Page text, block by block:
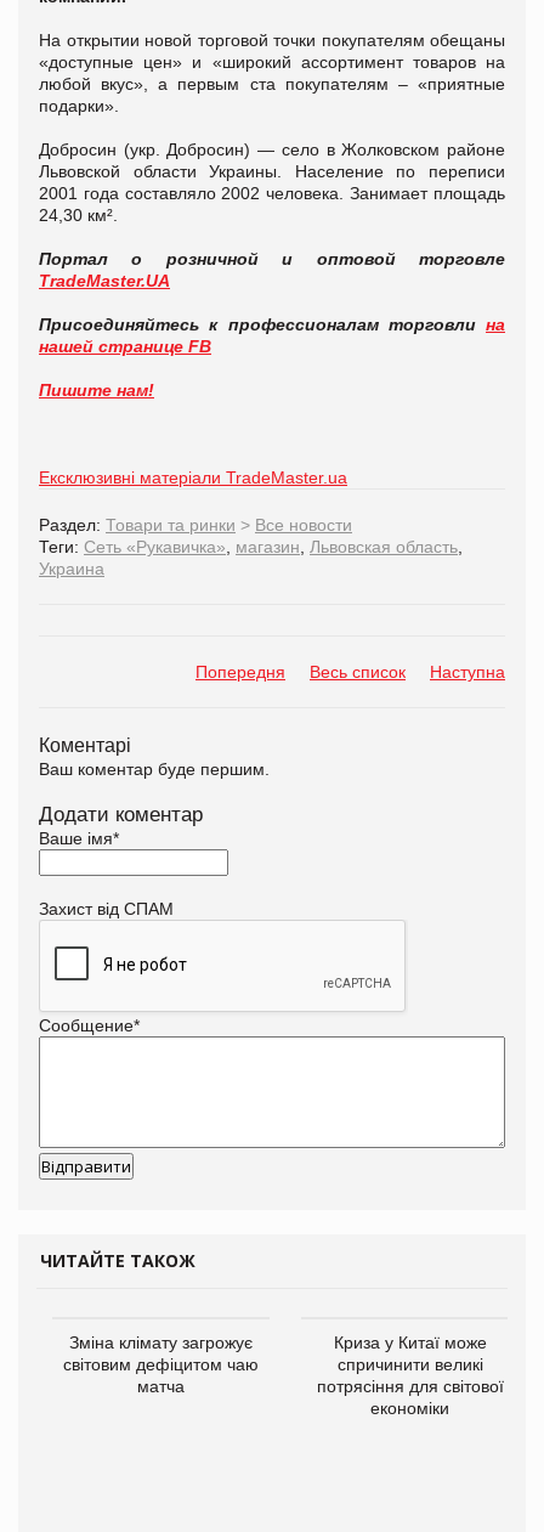
На открытии новой торговой точки покупателям обещаны
«доступные цен» и «широкий ассортимент товаров на
любой вкус», а первым ста покупателям – «приятные
подарки».
Добросин (укр. Добросин) — село в Жолковском районе
Львовской области Украины. Население по переписи
2001 года составляло 2002 человека. Занимает площадь
24,30 км².
Портал о розничной и оптовой торговле
TradeMaster.UA
Присоединяйтесь к профессионалам торговли на
нашей странице FB
Пишите нам!
Ексклюзивні матеріали TradeMaster.ua
Раздел: Товари та ринки > Все новости
Теги: Сеть «Рукавичка» магазин Львовская область
Украина
Попередня Весь список Наступна
Коментарі
Ваш коментар буде першим.
Додати коментар
Ваше імя*
Захист від СПАМ
Сообщение*
ЧИТАЙТЕ ТАКОЖ
Зміна клімату загрожує
світовим дефіцитом чаю
матча
Криза у Китаї може
спричинити великі
потрясіння для світової
економіки